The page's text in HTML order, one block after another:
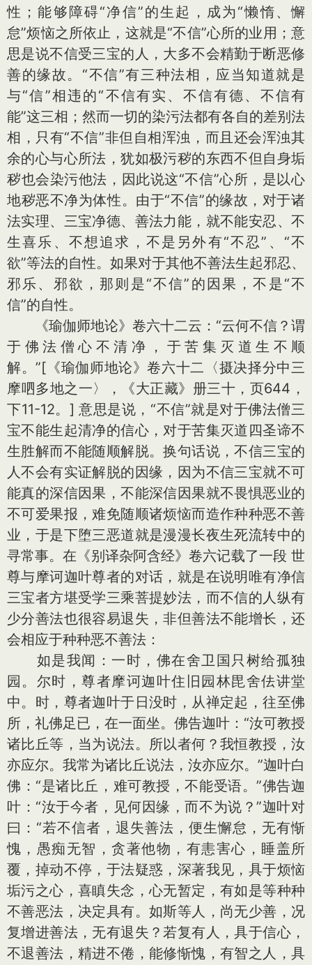
性；能够障碍“净信”的生起，成为“懒惰、懈
怠”烦恼之所依止，这就是“不信”心所的业用；意
思是说不信受三宝的人，大多不会精勤于断恶修
善的缘故。“不信”有三种法相，应当知道就是
与“信”相违的“不信有实、不信有德、不信有
能”这三相；然而一切的染污法都有各自的差别法
相，只有“不信”非但自相浑浊，而且还会浑浊其
余的心与心所法，犹如极污秽的东西不但自身垢
秽也会染污他法，因此说这“不信”心所，是以心
地秽恶不净为体性。由于“不信”的缘故，对于诸
法实理、三宝净德、善法力能，就不能安忍、不
生喜乐、不想追求，不是另外有“不忍”、“不
欲”等法的自性。如果对于其他不善法生起邪忍、
邪乐、邪欲，那则是“不信”的因果，不是“不
信”的自性。
《瑜伽师地论》卷六十二云：“云何不信？谓
于佛法僧心不清净，于苦集灭道生不顺
解。”[《瑜伽师地论》卷六十二〈摄决择分中三
摩呬多地之一〉，《大正藏》册三十，页644，
下11-12。] 意思是说，“不信”就是对于佛法僧三
宝不能生起清净的信心，对于苦集灭道四圣谛不
生胜解而不能随顺解脱。换句话说，不信三宝的
人不会有实证解脱的因缘，因为不信三宝就不可
能真的深信因果，不能深信因果就不畏惧恶业的
不可爱果报，难免随顺诸烦恼而造作种种恶不善
业，于是下堕三恶道就是漫漫长夜生死流转中的
寻常事。在《别译杂阿含经》卷六记载了一段 世
尊与摩诃迦叶尊者的对话，就是在说明唯有净信
三宝者方堪受学三乘菩提妙法，而不信的人纵有
少分善法也很容易退失，非但善法不能增长，还
会相应于种种恶不善法：
如是我闻：一时，佛在舍卫国只树给孤独
园。尔时，尊者摩诃迦叶住旧园林毘舍佉讲堂
中。时，尊者迦叶于日没时，从禅定起，往至佛
所，礼佛足已，在一面坐。佛告迦叶：“汝可教授
诸比丘等，当为说法。所以者何？我恒教授，汝
亦应尔。我常为诸比丘说法，汝亦应尔。”迦叶白
佛：“是诸比丘，难可教授，不能受语。”佛告迦
叶：“汝于今者，见何因缘，而不为说？”迦叶对
曰：“若不信者，退失善法，便生懈怠，无有惭
愧，愚痴无智，贪著他物，有恚害心，睡盖所
覆，掉动不停，于法疑惑，深著我见，具于烦恼
垢污之心，喜瞋失念，心无暂定，有如是等种种
不善恶法，决定具有。如斯等人，尚无少善，况
复增进善法，无有退失？若复有人，具于信心，
不退善法，精进不倦，能修惭愧，有智之人，具